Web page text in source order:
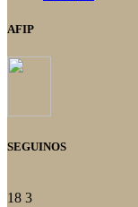
AFIP
SEGUINOS
18 3